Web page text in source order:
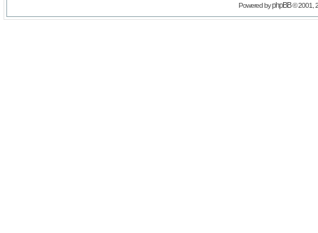
Powered byphpBB© 2001,